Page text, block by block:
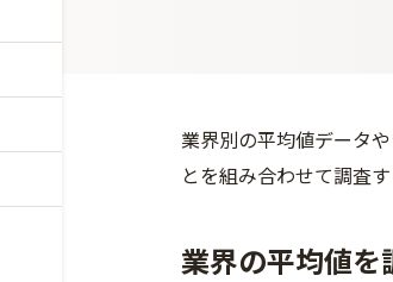
業界別の平均値データ
とを組み合わせて調査す
業界の平均値を